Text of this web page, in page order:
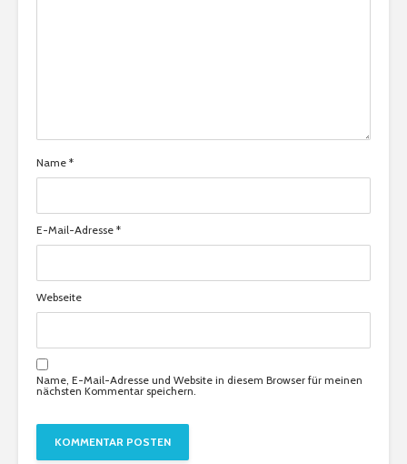
Name *
E-Mail-Adresse *
Webseite
Name, E-Mail-Adresse und Website in diesem Browser für meinen
nächsten Kommentar speichern.